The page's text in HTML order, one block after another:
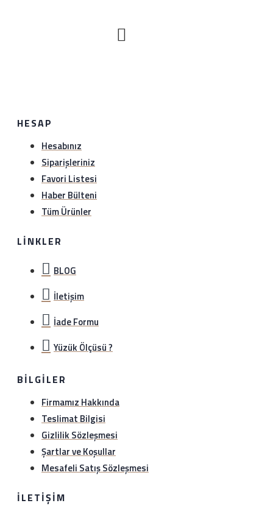
Satın aldığınız ürünü sağlam bir şekilde 1 hafta içerisinde
HESAP
Hesabınız
Siparişleriniz
Favori Listesi
Haber Bülteni
Tüm Ürünler
LINKLER
BLOG
İletişim
İade Formu
Yüzük Ölçüsü ?
BILGILER
Firmamız Hakkında
Teslimat Bilgisi
Gizlilik Sözleşmesi
Şartlar ve Koşullar
Mesafeli Satış Sözleşmesi
İLETIŞIM